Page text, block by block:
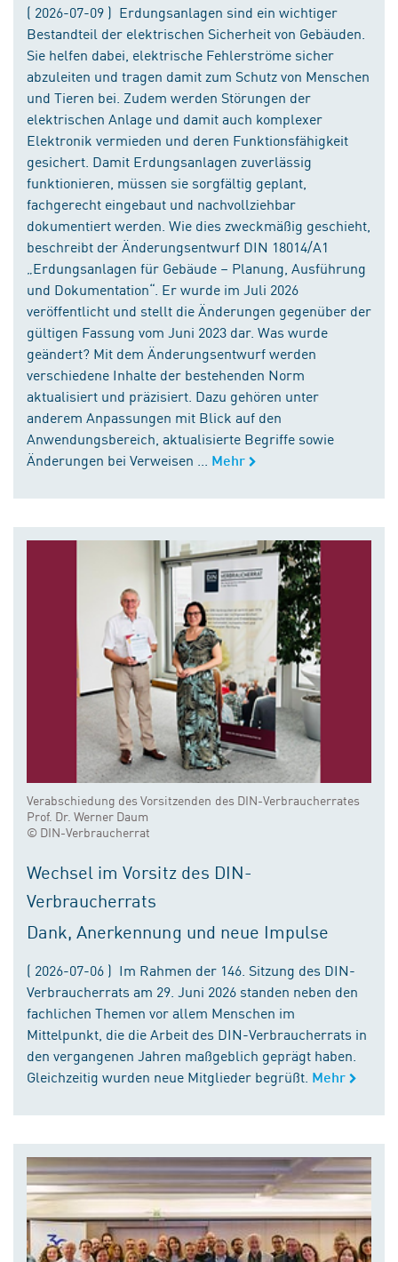
( 2026-07-09 ) Erdungsanlagen sind ein wichtiger
Bestandteil der elektrischen Sicherheit von Gebäuden.
Sie helfen dabei, elektrische Fehlerströme sicher
abzuleiten und tragen damit zum Schutz von Menschen
und Tieren bei. Zudem werden Störungen der
elektrischen Anlage und damit auch komplexer
Elektronik vermieden und deren Funktionsfähigkeit
gesichert. Damit Erdungsanlagen zuverlässig
funktionieren, müssen sie sorgfältig geplant,
fachgerecht eingebaut und nachvollziehbar
dokumentiert werden. Wie dies zweckmäßig geschieht,
beschreibt der Änderungsentwurf DIN 18014/A1
„Erdungsanlagen für Gebäude – Planung, Ausführung
und Dokumentation“. Er wurde im Juli 2026
veröffentlicht und stellt die Änderungen gegenüber der
gültigen Fassung vom Juni 2023 dar. Was wurde
geändert? Mit dem Änderungsentwurf werden
verschiedene Inhalte der bestehenden Norm
aktualisiert und präzisiert. Dazu gehören unter
anderem Anpassungen mit Blick auf den
Anwendungsbereich, aktualisierte Begriffe sowie
Änderungen bei Verweisen ...
Mehr
Verabschiedung des Vorsitzenden des DIN-Verbraucherrates
Prof. Dr. Werner Daum
© DIN-Verbraucherrat
Wechsel im Vorsitz des DIN-
Verbraucherrats
Dank, Anerkennung und neue Impulse
( 2026-07-06 ) Im Rahmen der 146. Sitzung des DIN-
Verbraucherrats am 29. Juni 2026 standen neben den
fachlichen Themen vor allem Menschen im
Mittelpunkt, die die Arbeit des DIN-Verbraucherrats in
den vergangenen Jahren maßgeblich geprägt haben.
Gleichzeitig wurden neue Mitglieder begrüßt. Mehr